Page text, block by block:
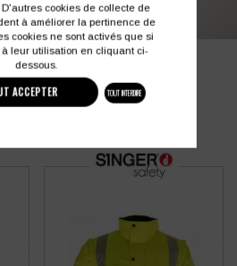
SIMILAIRES
cookies de collecte de
à améliorer la pertinence de
cookies ne sont activés que si
à leur utilisation en cliquant ci-
dessous.
ACCEPTER TOUT INTERDIRE